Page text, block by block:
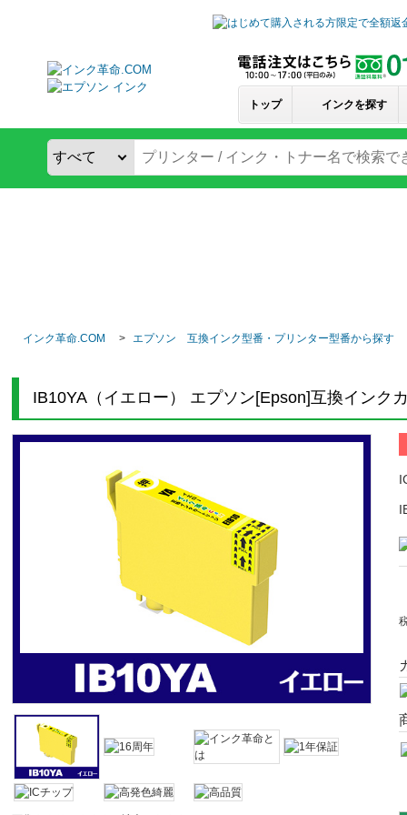
トップ インクを探す
インク革命.COM エプソン 互換インク型番・プリンター型番から探す
IB10YA（イエロー） エプソン[Epson]互換インク